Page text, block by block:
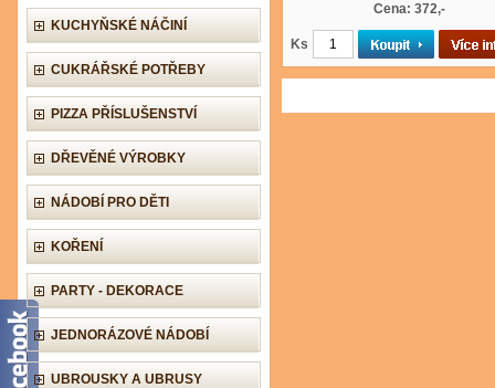
KUCHYŇSKÉ NÁČINÍ
CUKRÁŘSKÉ POTŘEBY
PIZZA PŘÍSLUŠENSTVÍ
DŘEVĚNÉ VÝROBKY
NÁDOBÍ PRO DĚTI
KOŘENÍ
PARTY - DEKORACE
JEDNORÁZOVÉ NÁDOBÍ
UBROUSKY A UBRUSY
Cena: 372,-
Ks